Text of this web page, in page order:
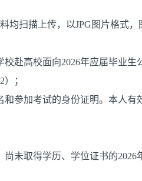
均扫描上传，以JPG图片格式
赴高校面向2026年应届毕业生
；
和参加考试的身份证明。本人
尚未取得学历、学位证书的